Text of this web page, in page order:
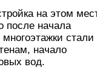
на этом
после начала
стали
начало
вод.